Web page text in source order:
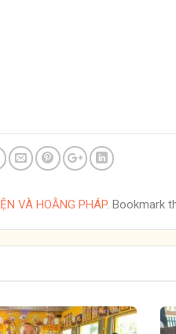
VÀ HOẰNG PHÁP. Bookmark